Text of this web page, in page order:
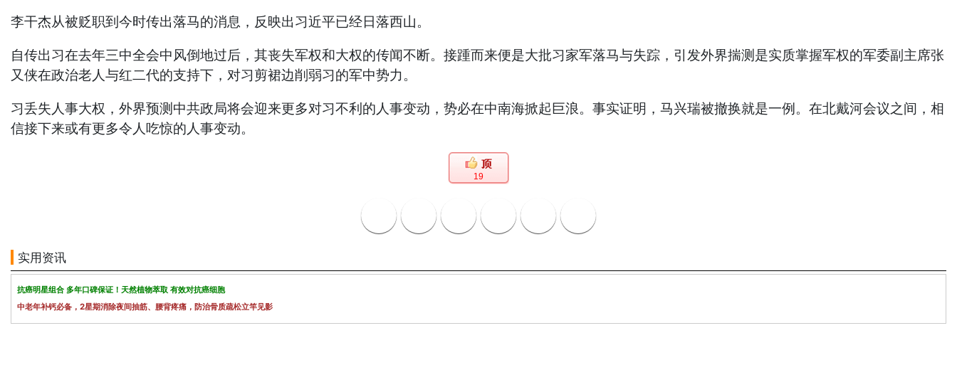
李干杰从被贬职到今时传出落马的消息，反映出习近平已经日落西山。
自传出习在去年三中全会中风倒地过后，其丧失军权和大权的传闻不断。接踵而来便是大批习家军落马与失踪，引发外界揣测是实质掌握军权的军委副主席张
又侠在政治老人与红二代的支持下，对习剪裙边削弱习的军中势力。
习丢失人事大权，外界预测中共政局将会迎来更多对习不利的人事变动，势必在中南海掀起巨浪。事实证明，马兴瑞被撤换就是一例。在北戴河会议之间，相
信接下来或有更多令人吃惊的人事变动。
19
实用资讯
抗癌明星组合 多年口碑保证！天然植物萃取 有效对抗癌细胞
中老年补钙必备，2星期消除夜间抽筋、腰背疼痛，防治骨质疏松立竿见影